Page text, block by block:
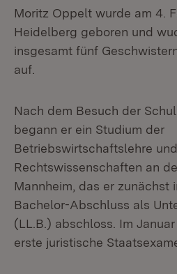
Moritz Oppelt wurde am 4.
Heidelberg geboren und
insgesamt fünf
auf.
Nach dem Besuch der
begann er ein Studium der
Betriebswirtschaftslehre
Rechtswissenschaften an
Mannheim, das er zunächst
Bachelor-Abschluss als
(LL.B.) abschloss. Im
erste juristische